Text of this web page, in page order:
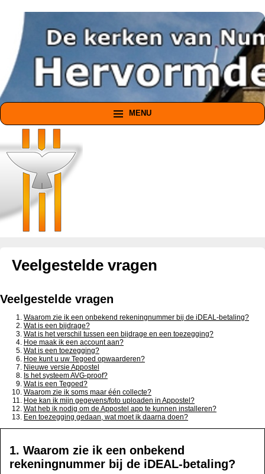
MENU
Veelgestelde vragen
Veelgestelde vragen
Waarom zie ik een onbekend rekeningnummer bij de iDEAL-betaling?
Wat is een bijdrage?
Wat is het verschil tussen een bijdrage en een toezegging?
Hoe maak ik een account aan?
Wat is een toezegging?
Hoe kunt u uw Tegoed opwaarderen?
Nieuwe versie Appostel
Is het systeem AVG-proof?
Wat is een Tegoed?
Waarom zie ik soms maar één collecte?
Hoe kan ik mijn gegevens/foto uploaden in Appostel?
Wat heb ik nodig om de Appostel app te kunnen installeren?
Een toezegging gedaan, wat moet ik daarna doen?
1. Waarom zie ik een onbekend
rekeningnummer bij de iDEAL-betaling?